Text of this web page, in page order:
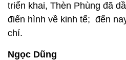
triển khai, Thèn Phùng đã
điển hình về kinh tế; đến
chí.
Ngọc Dũng